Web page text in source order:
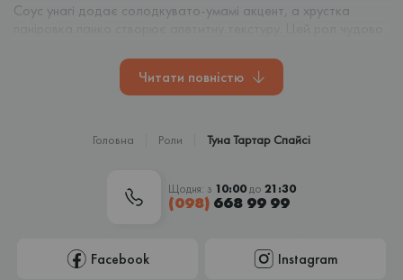
Соус унагі додає солодкувато-умамі акцент, а хрустка
Замовляйте рол «Туна Тартар Спайсі» з доставкою по
Кам’янському від KotoSushi — швидко, смачно, з якісних
Читати повністю
Головна Роли Туна Тартар Спайсі
Щодня: з 10:00до 21:30
(098) 668 99 99
Facebook Instagram